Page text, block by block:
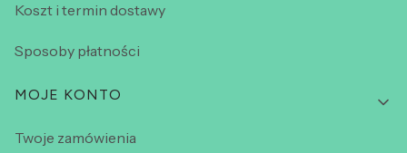
Koszt i termin dostawy
Sposoby płatności
MOJE KONTO
Twoje zamówienia